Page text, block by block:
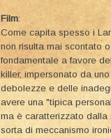
Film:
Come capita spesso i
non risulta mai scontato
fondamentale a favore
killer, impersonato da
debolezze e delle
avere una "tipica
ma è caratterizzato dalla
sorta di meccanismo